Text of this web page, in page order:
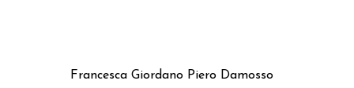
AGGIUNGI AL CARRELLO
Francesca Giordano Piero Damosso